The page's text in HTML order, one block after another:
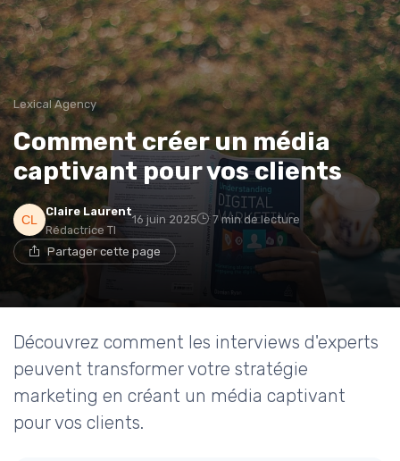
Lexical Agency
Comment créer un média
captivant pour vos clients
Claire Laurent
Rédactrice TI
16 juin 2025 7 min de lecture
Partager cette page
Découvrez comment les interviews d'experts
peuvent transformer votre stratégie
marketing en créant un média captivant
pour vos clients.